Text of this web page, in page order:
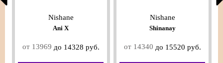
Nishane
Ani X
от 13969 до 14328 руб.
Nishane
Shinanay
от 14340 до 15520 руб.